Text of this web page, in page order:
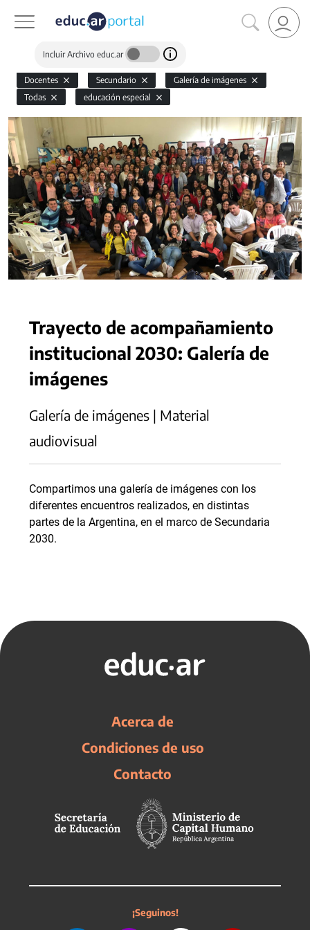
Incluir Archivo educ.ar
Docentes Secundario
Galería de imágenes
Todas
educación especial
Trayecto de acompañamiento
institucional 2030: Galería de
imágenes
Galería de imágenes | Material
audiovisual
Compartimos una galería de imágenes con los
diferentes encuentros realizados, en distintas
partes de la Argentina, en el marco de Secundaria
2030.
Acerca de
Condiciones de uso
Contacto
¡Seguinos!